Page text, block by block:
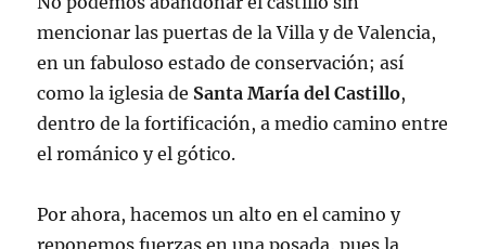
mencionar las puertas de la Villa y de Valencia,
en un fabuloso estado de conservación; así
como la iglesia de Santa María del Castillo,
dentro de la fortificación, a medio camino entre
el románico y el gótico.
Por ahora, hacemos un alto en el camino y